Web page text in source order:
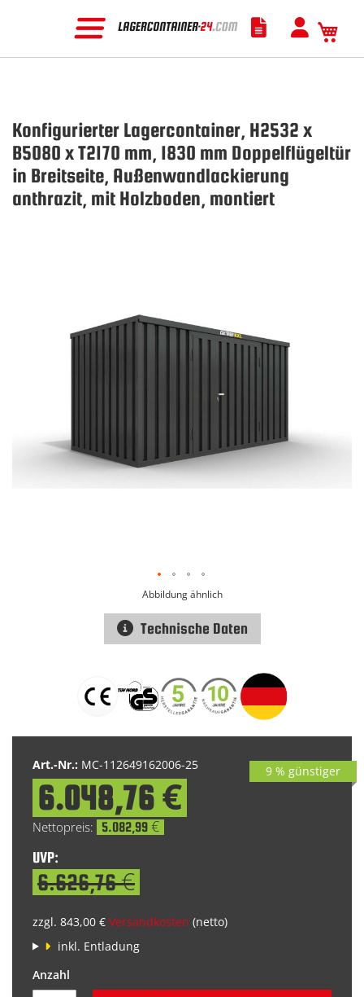
Konfigurierter Lagercontainer, H2532 x
B5080 x T2170 mm, 1830 mm Doppelflügeltür
in Breitseite, Außenwandlackierung
anthrazit, mit Holzboden, montiert
Art.-Nr.: MC-112649162006-25
Special
Price
6.048,76 €
5.082,99 €
UVP:
6.626,76 €
zzgl. 843,00 € Versandkosten (netto)
inkl. Entladung
9 % günstiger
Abbildung ähnlich
Technische Daten